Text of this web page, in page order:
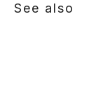
See also